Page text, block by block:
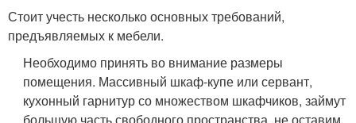
Стоит учесть несколько основных требований,
предъявляемых к мебели.
Необходимо принять во внимание размеры
помещения. Массивный шкаф-купе или сервант,
кухонный гарнитур со множеством шкафчиков, займут